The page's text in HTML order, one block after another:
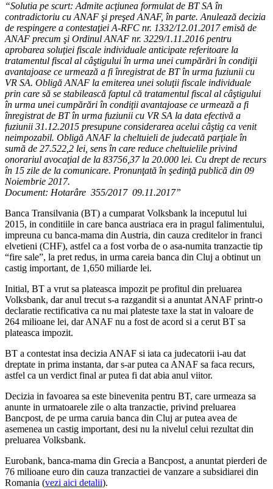
“Solutia pe scurt: Admite acţiunea formulat de BT SA în
contradictoriu cu ANAF şi preşed ANAF, în parte. Anulează decizia
de respingere a contestaţiei A-RFC nr. 1332/12.01.2017 emisă de
ANAF precum şi Ordinul ANAF nr. 3229/1.11.2016 pentru
aprobarea soluţiei fiscale individuale anticipate referitoare la
tratamentul fiscal al câştigului în urma unei cumpărări în condiţii
avantajoase ce urmează a fi înregistrat de BT în urma fuziunii cu
VR SA. Obligă ANAF la emiterea unei soluţii fiscale individuale
prin care să se stabilească faptul că tratamentul fiscal al câştigului
în urma unei cumpărări în condiţii avantajoase ce urmează a fi
înregistrat de BT în urma fuziunii cu VR SA la data efectivă a
fuziunii 31.12.2015 presupune considerarea acelui câştig ca venit
neimpozabil. Obligă ANAF la cheltuieli de judecată parţiale în
sumă de 27.522,2 lei, sens în care reduce cheltuielile privind
onorariul avocaţial de la 83756,37 la 20.000 lei. Cu drept de recurs
în 15 zile de la comunicare. Pronunţată în şedinţă publică din 09
Noiembrie 2017.
Document: Hotarâre 355/2017 09.11.2017”
Banca Transilvania (BT) a cumparat Volksbank la inceputul lui
2015, in conditiile in care banca austriaca era in pragul falimentului,
impreuna cu banca-mama din Austria, din cauza creditelor in franci
elvetieni (CHF), astfel ca a fost vorba de o asa-numita tranzactie tip
“fire sale”, la pret redus, in urma careia banca din Cluj a obtinut un
castig important, de 1,650 miliarde lei.
Initial, BT a vrut sa plateasca impozit pe profitul din preluarea
Volksbank, dar anul trecut s-a razgandit si a anuntat ANAF printr-o
declaratie rectificativa ca nu mai plateste taxe la stat in valoare de
264 milioane lei, dar ANAF nu a fost de acord si a cerut BT sa
plateasca impozit.
BT a contestat insa decizia ANAF si iata ca judecatorii i-au dat
dreptate in prima instanta, dar s-ar putea ca ANAF sa faca recurs,
astfel ca un verdict final ar putea fi dat abia anul viitor.
Decizia in favoarea sa este binevenita pentru BT, care urmeaza sa
anunte in urmatoarele zile o alta tranzactie, privind preluarea
Bancpost, de pe urma caruia banca din Cluj ar putea avea de
asemenea un castig important, desi nu la nivelul celui rezultat din
preluarea Volksbank.
Eurobank, banca-mama din Grecia a Bancpost, a anuntat pierderi de
76 milioane euro din cauza tranzactiei de vanzare a subsidiarei din
Romania (vezi aici detalii).